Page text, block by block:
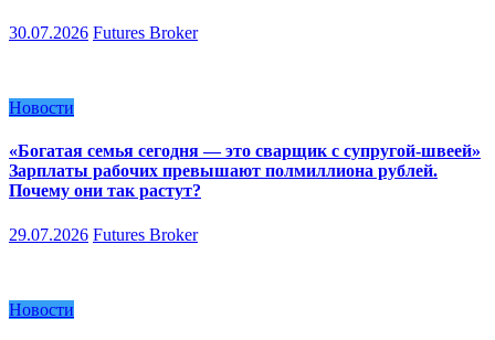
30.07.2026 Futures Broker
Новости
«Богатая семья сегодня — это сварщик с супругой-швеей»
Зарплаты рабочих превышают полмиллиона рублей.
Почему они так растут?
29.07.2026 Futures Broker
Новости